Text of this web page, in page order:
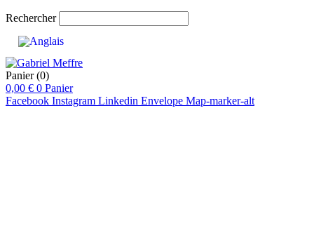
Rechercher
Panier (0)
0,00 € 0 Panier
Facebook Instagram Linkedin Envelope Map-marker-alt